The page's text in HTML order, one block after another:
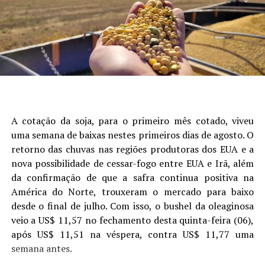
Autor:Crislaine Oliveira (Comunicação Aprosoja/MS) e
Laura Toledo (Comunicação Sistema Famasul)
Site: Aprosoja/MS
que mais explicou a variabilidade da produtividade,
seguido de data de semeadura, fósforo, potássio e
presença de camada compactada (Figura 1).
Figura 1. Análise de árvore de regressão mostrando os
A cotação da soja, para o primeiro mês cotado, viveu
uma semana de baixas nestes primeiros dias de agosto. O
retorno das chuvas nas regiões produtoras dos EUA e a
nova possibilidade de cessar-fogo entre EUA e Irã, além
da confirmação de que a safra continua positiva na
América do Norte, trouxeram o mercado para baixo
desde o final de julho. Com isso, o bushel da oleaginosa
veio a US$ 11,57 no fechamento desta quinta-feira (06),
após US$ 11,51 na véspera, contra US$ 11,77 uma
semana antes.